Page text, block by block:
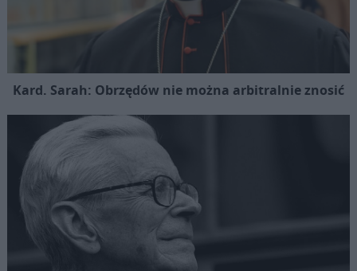
Kard. Sarah: Obrzędów nie można arbitralnie znosić